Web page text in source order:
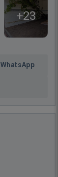
+23
WhatsApp